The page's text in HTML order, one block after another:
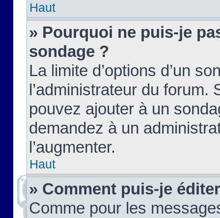
Haut
» Pourquoi ne puis-je
sondage ?
La limite d’options d’un
l’administrateur du forum.
pouvez ajouter à un
demandez à un
l’augmenter.
Haut
» Comment puis-je
Comme pour les